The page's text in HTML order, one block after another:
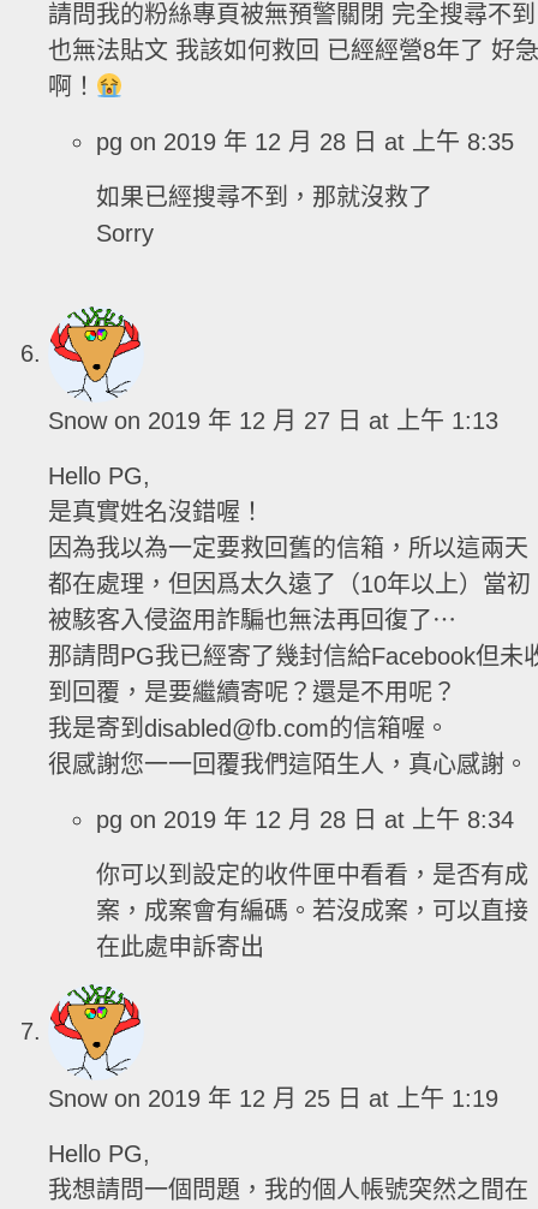
請問我的粉絲專頁被無預警關閉 完全搜尋不到
也無法貼文 我該如何救回 已經經營8年了 好急
啊！
pg on 2019 年 12 月 28 日 at 上午 8:35
如果已經搜尋不到，那就沒救了
Sorry
Snow on 2019 年 12 月 27 日 at 上午 1:13
Hello PG,
是真實姓名沒錯喔！
因為我以為一定要救回舊的信箱，所以這兩天
都在處理，但因爲太久遠了（10年以上）當初
被駭客入侵盜用詐騙也無法再回復了⋯
那請問PG我已經寄了幾封信給Facebook但未
到回覆，是要繼續寄呢？還是不用呢？
我是寄到disabled@fb.com的信箱喔。
很感謝您一一回覆我們這陌生人，真心感謝。
pg on 2019 年 12 月 28 日 at 上午 8:34
你可以到設定的收件匣中看看，是否有成
案，成案會有編碼。若沒成案，可以直接
在此處申訴寄出
Snow on 2019 年 12 月 25 日 at 上午 1:19
Hello PG,
我想請問一個問題，我的個人帳號突然之間在